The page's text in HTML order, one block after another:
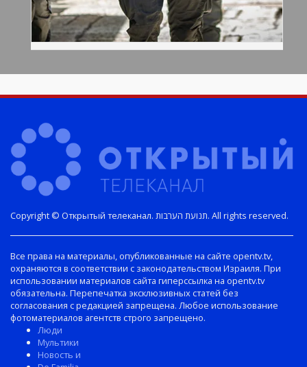
Copyright © Открытый телеканал. תנועת הערבות. All rights reserved.
Все права на материалы, опубликованные на сайте opentv.tv,
охраняются в соответствии с законодательством Израиля. При
использовании материалов сайта гиперссылка на opentv.tv
обязательна. Перепечатка эксклюзивных статей без
согласования с редакцией запрещена. Любое использование
фотоматериалов агентств строго запрещено.
Люди
Мультики
Новость и